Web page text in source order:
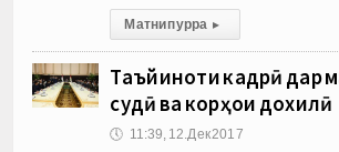
Матни пурра ▸
Таъйиноти кадрӣ дар
судӣ ва корҳои дохилӣ
🕔 11:39, 12.Дек 2017